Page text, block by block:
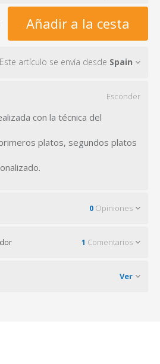
Añadir a la cesta
Este artículo se envía desde Spain
Esconder
con la técnica del
platos, segundos platos
0 Opiniones
1 Comentarios
Ver